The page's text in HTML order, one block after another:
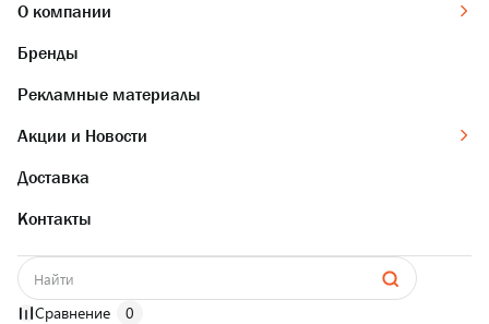
О компании
Бренды
Рекламные материалы
Акции и Новости
Доставка
Контакты
Сравнение
0